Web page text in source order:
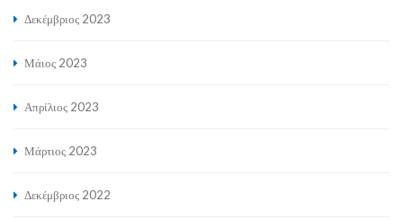
Δεκέμβριος 2023
Μάιος 2023
Απρίλιος 2023
Μάρτιος 2023
Δεκέμβριος 2022